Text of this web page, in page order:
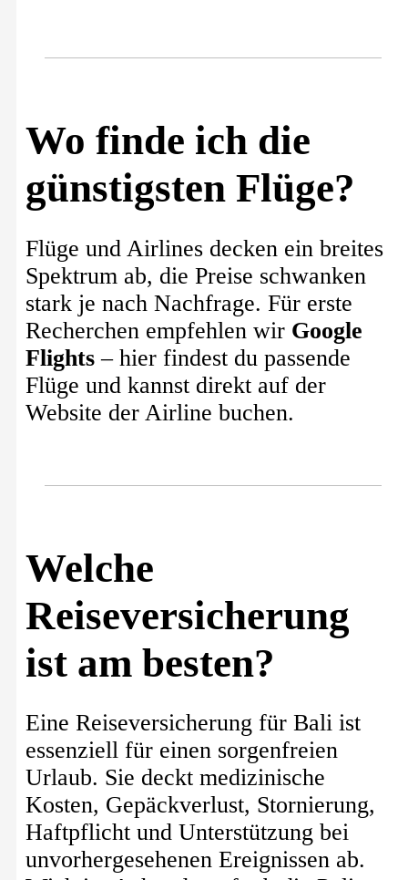
Wo finde ich die
günstigsten Flüge?
Flüge und Airlines decken ein breites
Spektrum ab, die Preise schwanken
stark je nach Nachfrage. Für erste
Recherchen empfehlen wir Google
Flights – hier findest du passende
Flüge und kannst direkt auf der
Website der Airline buchen.
Welche
Reiseversicherung
ist am besten?
Eine Reiseversicherung für Bali ist
essenziell für einen sorgenfreien
Urlaub. Sie deckt medizinische
Kosten, Gepäckverlust, Stornierung,
Haftpflicht und Unterstützung bei
unvorhergesehenen Ereignissen ab.